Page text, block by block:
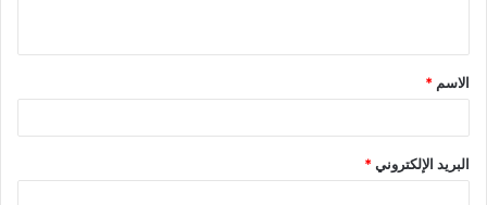
ق
*
الاسم *
البريد الإلكتروني*